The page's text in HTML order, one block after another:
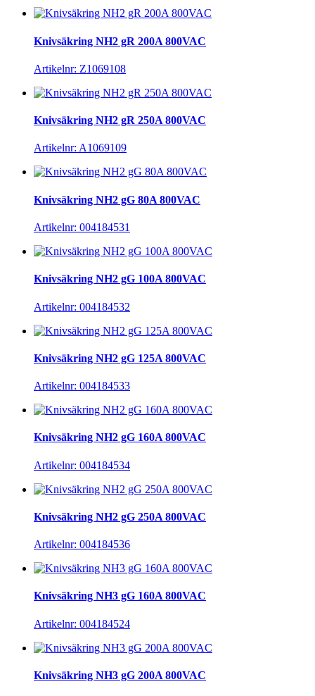
Knivsäkring NH2 gR 200A 800VAC
Artikelnr: Z1069108
Knivsäkring NH2 gR 250A 800VAC
Artikelnr: A1069109
Knivsäkring NH2 gG 80A 800VAC
Artikelnr: 004184531
Knivsäkring NH2 gG 100A 800VAC
Artikelnr: 004184532
Knivsäkring NH2 gG 125A 800VAC
Artikelnr: 004184533
Knivsäkring NH2 gG 160A 800VAC
Artikelnr: 004184534
Knivsäkring NH2 gG 250A 800VAC
Artikelnr: 004184536
Knivsäkring NH3 gG 160A 800VAC
Artikelnr: 004184524
Knivsäkring NH3 gG 200A 800VAC